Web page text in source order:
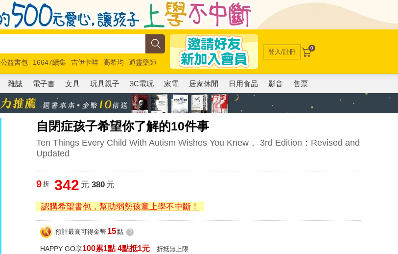
公益書包 16647續集 吉伊卡哇 高希均
通靈藥師
馬斯克 玩具總動員5 超慢跑
登入/註冊 0
雜誌 電子書 文具 玩具親子 3C電玩 家電 居家休閒 日用食品 影音 售票
自閉症孩子希望你了解的10件事
Ten Things Every Child With Autism Wishes You Knew， 3rd Edition：Revised and
Updated
9 折 342 元 380元
認購希望書包，幫助弱勢孩童上學不中斷！
預計最高可得金幣 15點 ?
HAPPY GO享100累1點 4點抵1元 折抵無上限